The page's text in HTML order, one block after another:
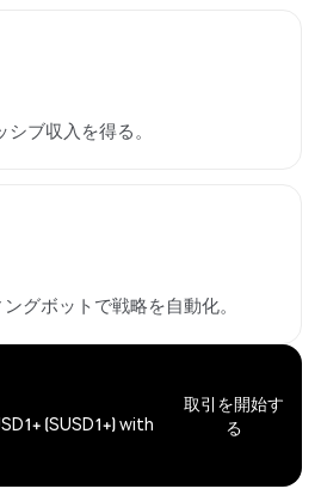
ブ収入を得る。
グボットで戦略を自動化。
(SUSD1+) with
取引を開始す
る